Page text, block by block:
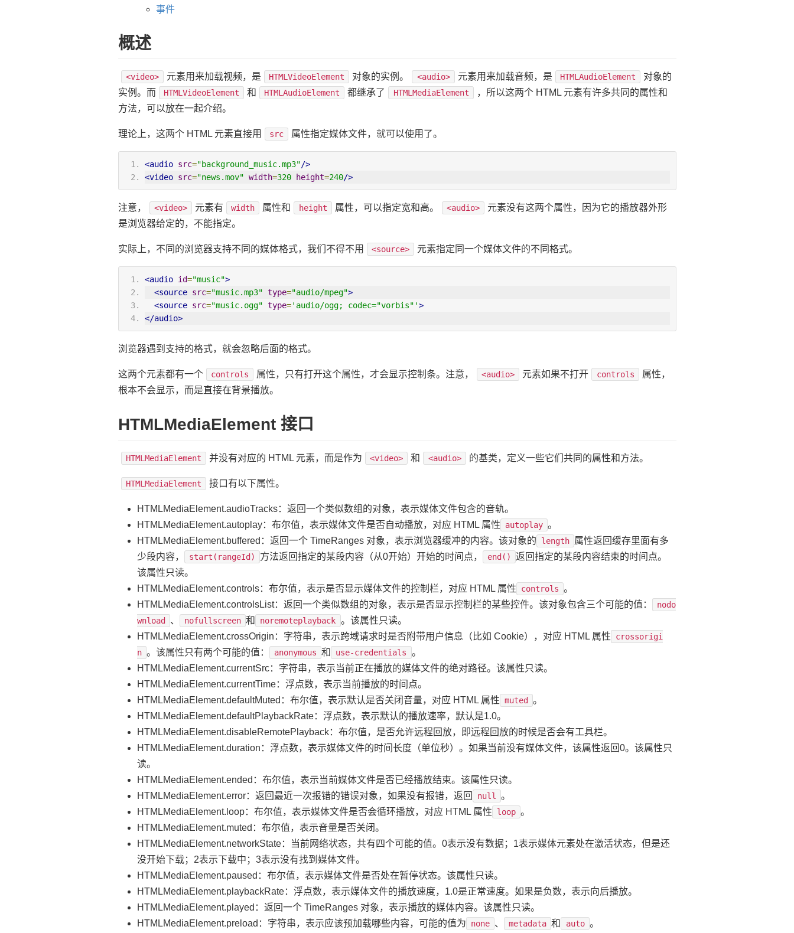
事件
概述
<video> 元素用来加载视频，是 HTMLVideoElement 对象的实例。 <audio> 元素用来加载音频，是 HTMLAudioElement
对象的
实例。而
HTMLVideoElement 和 HTMLAudioElement 都继承了 HTMLMediaElement
，所以这两个 HTML 元素有许多共同的属性和
方法，可以放在一起介绍。
理论上，这两个 HTML 元素直接用 src 属性指定媒体文件，就可以使用了。
<audio src="background_music.mp3"/>
<video src="news.mov" width=320 height=240/>
注意， <video> 元素有 width 属性和 height 属性，可以指定宽和高。 <audio>
元素没有这两个属性，因为它的播放器外形
是浏览器给定的，不能指定。
实际上，不同的浏览器支持不同的媒体格式，我们不得不用 <source> 元素指定同一个媒体文件的不同格式。
<audio id="music">
<source src="music.mp3" type="audio/mpeg">
<source src="music.ogg" type='audio/ogg; codec="vorbis"'>
</audio>
浏览器遇到支持的格式，就会忽略后面的格式。
这两个元素都有一个 controls 属性，只有打开这个属性，才会显示控制条。注意， <audio> 元素如果不打开 controls
属性，
根本不会显示，而是直接在背景播放。
HTMLMediaElement 接口
HTMLMediaElement 并没有对应的 HTML 元素，而是作为 <video> 和 <audio> 的基类，定义一些它们共同的属性和方法。
HTMLMediaElement 接口有以下属性。
HTMLMediaElement.audioTracks：返回一个类似数组的对象，表示媒体文件包含的音轨。
HTMLMediaElement.autoplay：布尔值，表示媒体文件是否自动播放，对应 HTML 属性
autoplay 。
HTMLMediaElement.buffered：返回一个 TimeRanges 对象，表示浏览器缓冲的内容。该对象的
length 属性返回缓存里面有多
少段内容，
start(rangeId) 方法返回指定的某段内容（从0开始）开始的时间点， end()
返回指定的某段内容结束的时间点。
该属性只读。
HTMLMediaElement.controls：布尔值，表示是否显示媒体文件的控制栏，对应 HTML 属性
controls 。
HTMLMediaElement.controlsList：返回一个类似数组的对象，表示是否显示控制栏的某些控件。该对象包含三个可能的值：
nodo
wnload 、 nofullscreen 和 noremoteplayback 。该属性只读。
HTMLMediaElement.crossOrigin：字符串，表示跨域请求时是否附带用户信息（比如 Cookie），对应 HTML 属性
crossorigi
n 。该属性只有两个可能的值： anonymous 和 use-credentials
。
HTMLMediaElement.currentSrc：字符串，表示当前正在播放的媒体文件的绝对路径。该属性只读。
HTMLMediaElement.currentTime：浮点数，表示当前播放的时间点。
HTMLMediaElement.defaultMuted：布尔值，表示默认是否关闭音量，对应 HTML 属性 muted 。
HTMLMediaElement.defaultPlaybackRate：浮点数，表示默认的播放速率，默认是1.0。
HTMLMediaElement.disableRemotePlayback：布尔值，是否允许远程回放，即远程回放的时候是否会有工具栏。
HTMLMediaElement.duration：浮点数，表示媒体文件的时间长度（单位秒）。如果当前没有媒体文件，该属性返回0。该属性只
读。
HTMLMediaElement.ended：布尔值，表示当前媒体文件是否已经播放结束。该属性只读。
HTMLMediaElement.error：返回最近一次报错的错误对象，如果没有报错，返回
null
。
HTMLMediaElement.loop：布尔值，表示媒体文件是否会循环播放，对应 HTML 属性
loop 。
HTMLMediaElement.muted：布尔值，表示音量是否关闭。
HTMLMediaElement.networkState：当前网络状态，共有四个可能的值。0表示没有数据；1表示媒体元素处在激活状态，但是还
没开始下载；2表示下载中；3表示没有找到媒体文件。
HTMLMediaElement.paused：布尔值，表示媒体文件是否处在暂停状态。该属性只读。
HTMLMediaElement.playbackRate：浮点数，表示媒体文件的播放速度，1.0是正常速度。如果是负数，表示向后播放。
HTMLMediaElement.played：返回一个 TimeRanges 对象，表示播放的媒体内容。该属性只读。
HTMLMediaElement.preload：字符串，表示应该预加载哪些内容，可能的值为
none 、 metadata 和 auto 。